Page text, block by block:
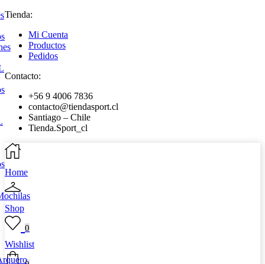
Tienda:
Mi Cuenta
Productos
Pedidos
Contacto:
+56 9 4006 7836
contacto@tiendasport.cl
Santiago – Chile
Tienda.Sport_cl
Home
Shop
0
Wishlist